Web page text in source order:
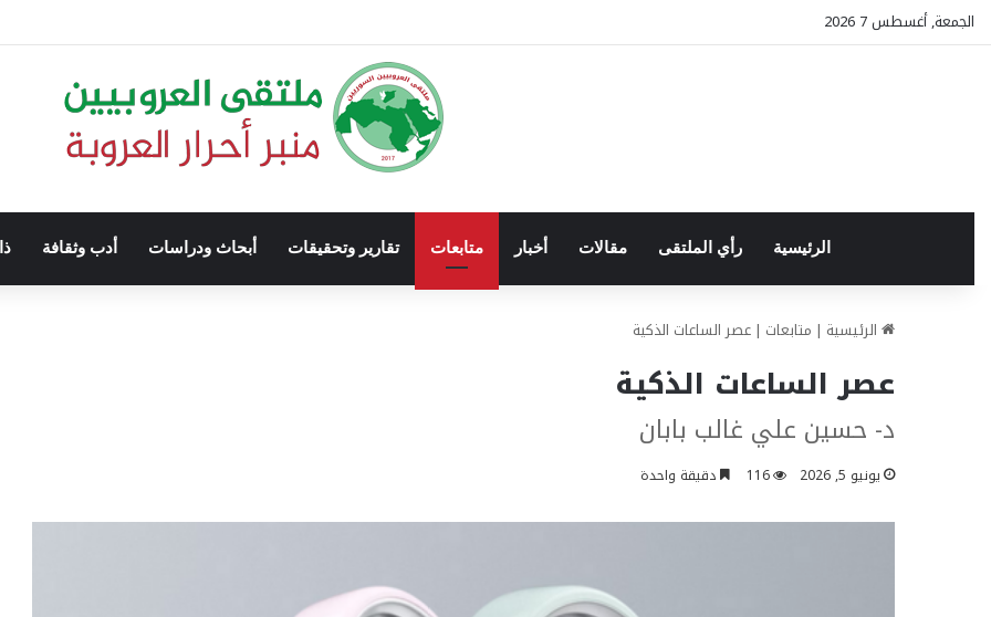
الجمعة, أغسطس 7 2026
الرئيسية رأي الملتقى مقالات أخبار متابعات تقارير وتحقيقات أبحاث ودراسات أدب وثقافة
الرئيسية | متابعات | عصر الساعات الذكية
عصر الساعات الذكية
د- حسين علي غالب بابان
يونيو 5, 2026 116 دقيقة واحدة